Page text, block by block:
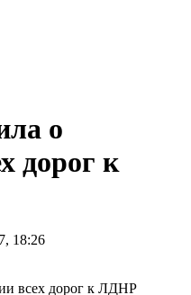
о
дорог к
18:26